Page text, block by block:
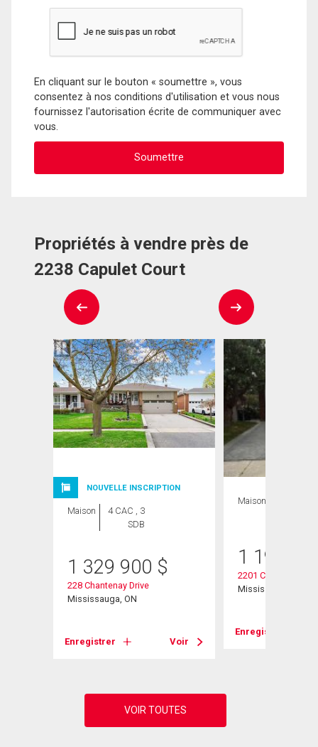
En cliquant sur le bouton « soumettre », vous
consentez à nos conditions d'utilisation et vous nous
fournissez l'autorisation écrite de communiquer avec
vous.
Propriétés à vendre près de
2238 Capulet Court
NOUVELLE INSCRIPTION
Maison
4 CAC , 3
SDB
1 329 900 $
228 Chantenay Drive
Mississauga, ON
Enregistrer Voir
Maison
1 199
2201 Cliff Road
Mississauga, ON
Enregistrer